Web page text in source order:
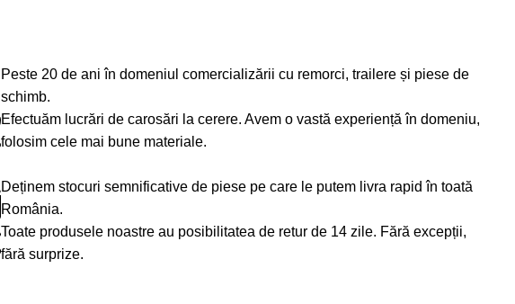
Peste 20 de ani în domeniul comercializării cu remorci, trailere și piese de
schimb.
Efectuăm lucrări de carosări la cerere. Avem o vastă experiență în domeniu,
folosim cele mai bune materiale.
Deținem stocuri semnificative de piese pe care le putem livra rapid în toată
România.
Toate produsele noastre au posibilitatea de retur de 14 zile. Fără excepții,
fără surprize.